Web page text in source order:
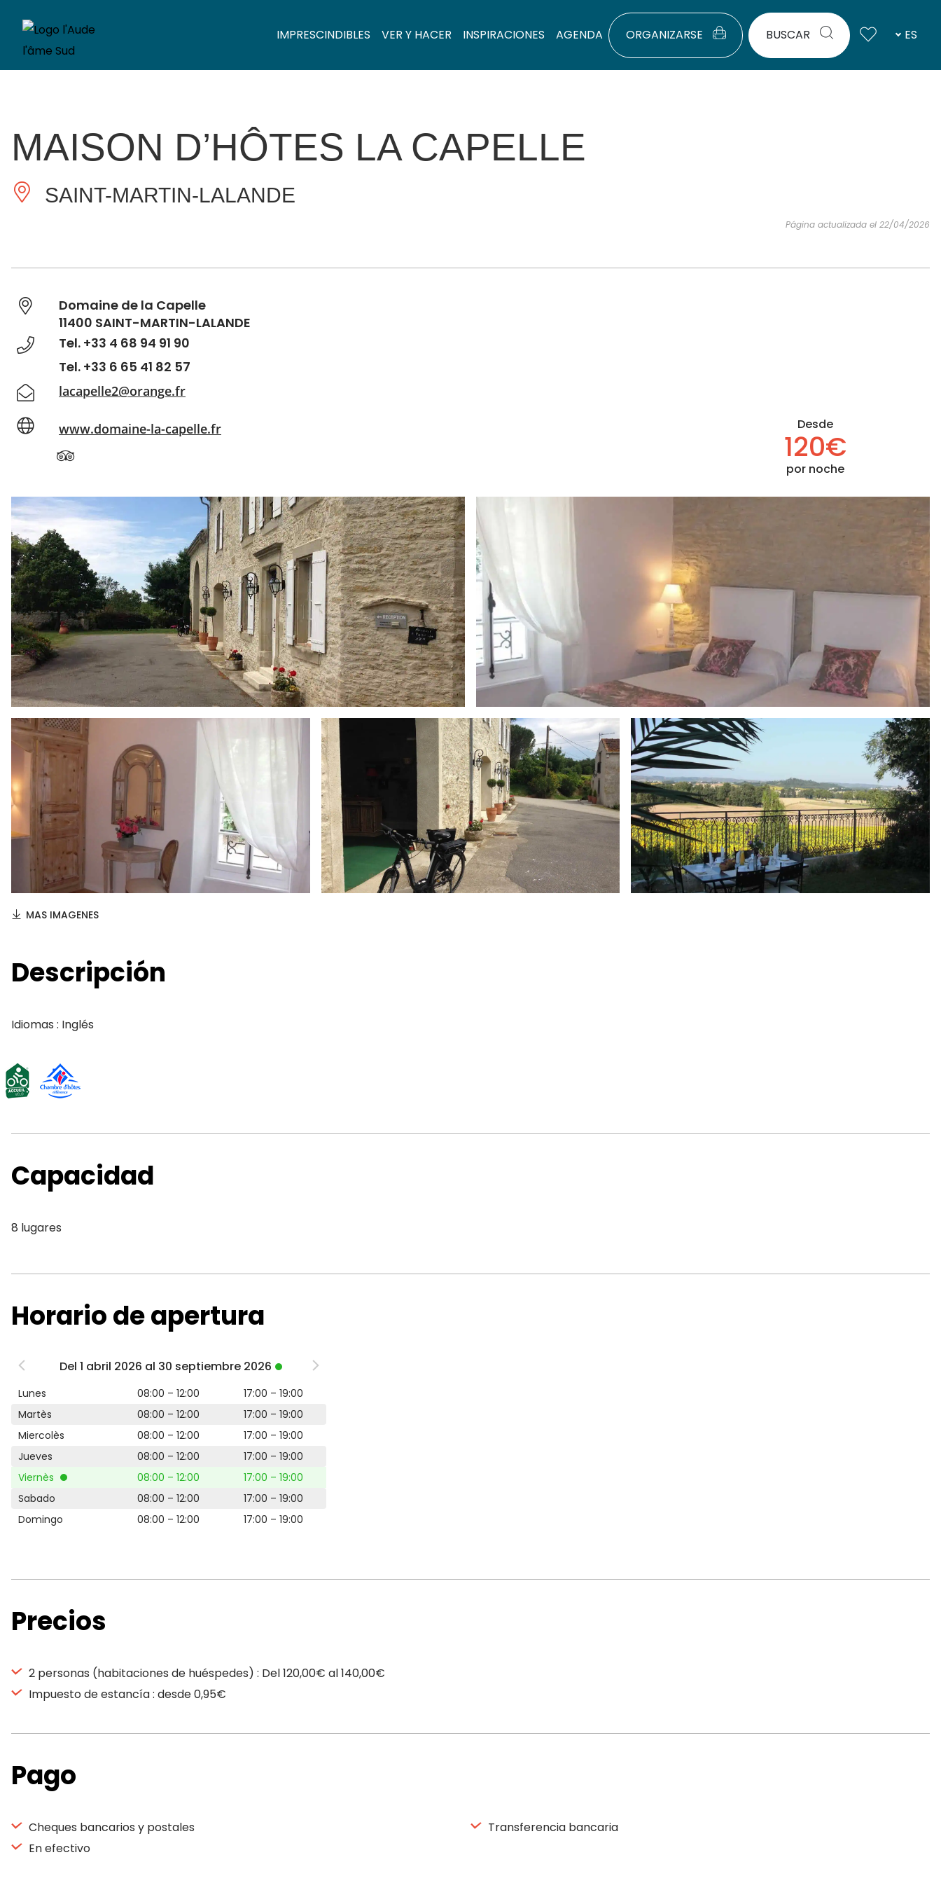
IMPRESCINDIBLES VER Y HACER INSPIRACIONES AGENDA ORGANIZARSE BUSCAR ES
MAISON D’HÔTES LA CAPELLE
SAINT-MARTIN-LALANDE
Página actualizada el 22/04/2026
Domaine de la Capelle
11400 SAINT-MARTIN-LALANDE
Tel. +33 4 68 94 91 90
Tel. +33 6 65 41 82 57
lacapelle2@orange.fr
www.domaine-la-capelle.fr Desde
120€
por noche
MAS IMAGENES
Descripción
Idiomas : Inglés
Capacidad
8 lugares
Horario de apertura
Del 1 abril 2026 al 30 septiembre 2026
Lunes 08:00 – 12:00
17:00 – 19:00
Martès
08:00 – 12:00
17:00 – 19:00
Miercolès
08:00 – 12:00
17:00 – 19:00
Jueves
08:00 – 12:00
17:00 – 19:00
Viernès
08:00 – 12:00
17:00 – 19:00
Sabado
08:00 – 12:00
17:00 – 19:00
Domingo
08:00 – 12:00 17:00 – 19:00
Precios
2 personas (habitaciones de huéspedes) : Del 120,00€ al 140,00€
Impuesto de estancía : desde 0,95€
Pago
Cheques bancarios y postales
En efectivo
Transferencia bancaria